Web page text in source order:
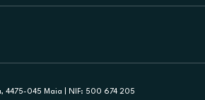
4475-045 Maia | NIF: 500 674 205